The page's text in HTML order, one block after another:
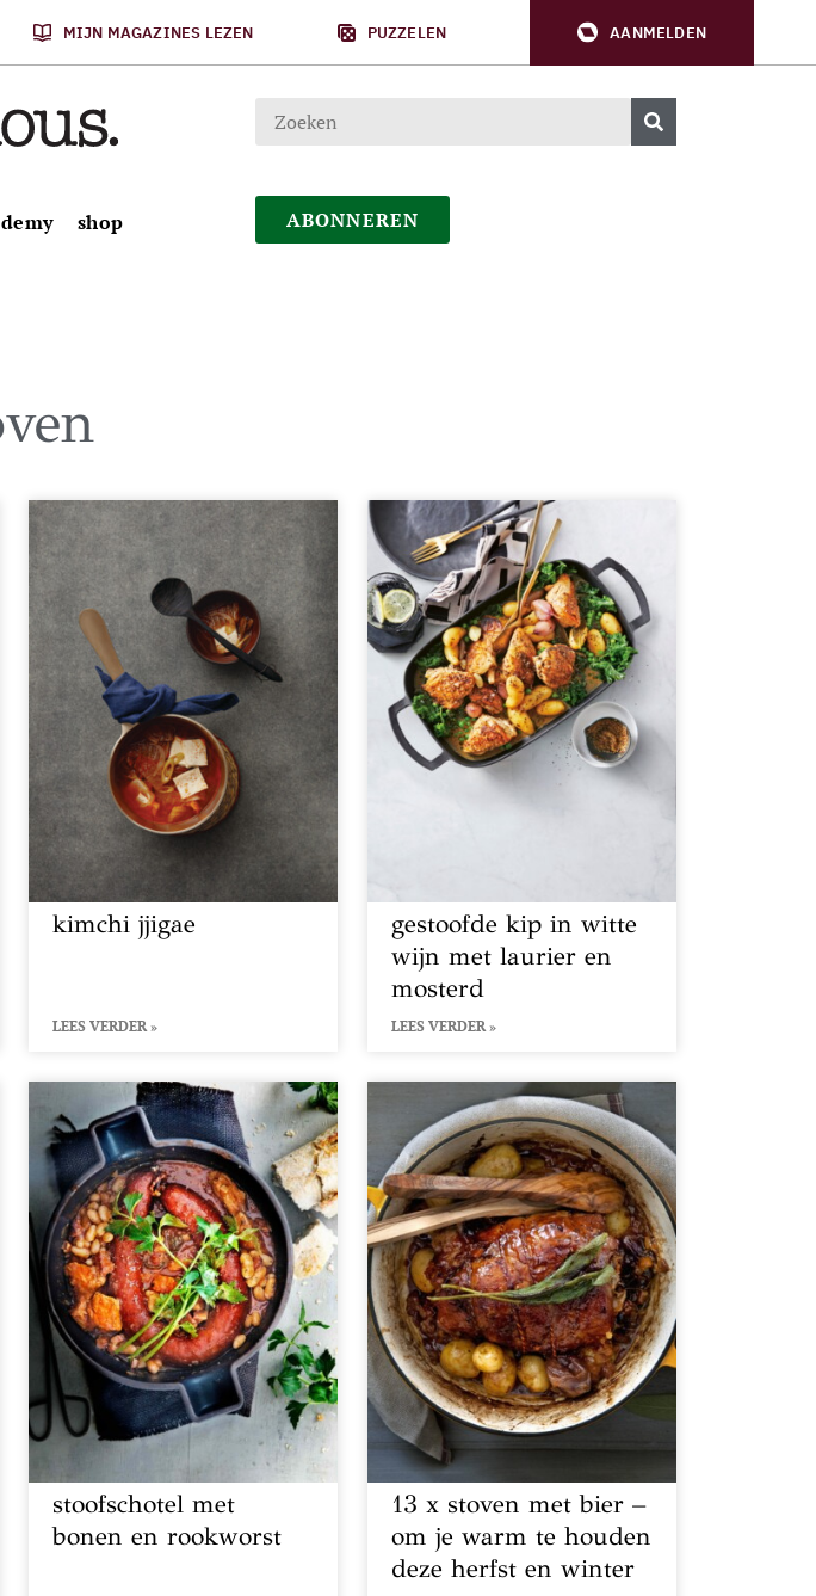
MIJN MAGAZINES LEZEN PUZZELEN AANMELDEN
shop ABONNEREN
kimchi jjigae
LEES VERDER »
gestoofde kip in witte
wijn met laurier en
mosterd
LEES VERDER »
stoofschotel met
bonen en rookworst
13 x stoven met bier –
om je warm te houden
deze herfst en winter